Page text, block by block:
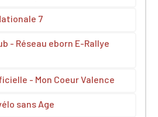
7
- Réseau eborn E-Rallye
- Mon Coeur Valence
sans Age